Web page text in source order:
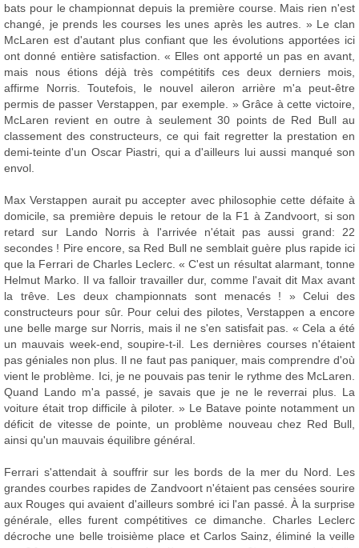
bats pour le championnat depuis la première course. Mais rien n'est
changé, je prends les courses les unes après les autres. » Le clan
McLaren est d'autant plus confiant que les évolutions apportées ici
ont donné entière satisfaction. « Elles ont apporté un pas en avant,
mais nous étions déjà très compétitifs ces deux derniers mois,
affirme Norris. Toutefois, le nouvel aileron arrière m'a peut-être
permis de passer Verstappen, par exemple. » Grâce à cette victoire,
McLaren revient en outre à seulement 30 points de Red Bull au
classement des constructeurs, ce qui fait regretter la prestation en
demi-teinte d'un Oscar Piastri, qui a d'ailleurs lui aussi manqué son
envol.
Max Verstappen aurait pu accepter avec philosophie cette défaite à
domicile, sa première depuis le retour de la F1 à Zandvoort, si son
retard sur Lando Norris à l'arrivée n'était pas aussi grand: 22
secondes ! Pire encore, sa Red Bull ne semblait guère plus rapide ici
que la Ferrari de Charles Leclerc. « C'est un résultat alarmant, tonne
Helmut Marko. Il va falloir travailler dur, comme l'avait dit Max avant
la trêve. Les deux championnats sont menacés ! » Celui des
constructeurs pour sûr. Pour celui des pilotes, Verstappen a encore
une belle marge sur Norris, mais il ne s'en satisfait pas. « Cela a été
un mauvais week-end, soupire-t-il. Les dernières courses n'étaient
pas géniales non plus. Il ne faut pas paniquer, mais comprendre d'où
vient le problème. Ici, je ne pouvais pas tenir le rythme des McLaren.
Quand Lando m'a passé, je savais que je ne le reverrai plus. La
voiture était trop difficile à piloter. » Le Batave pointe notamment un
déficit de vitesse de pointe, un problème nouveau chez Red Bull,
ainsi qu'un mauvais équilibre général.
Ferrari s'attendait à souffrir sur les bords de la mer du Nord. Les
grandes courbes rapides de Zandvoort n'étaient pas censées sourire
aux Rouges qui avaient d'ailleurs sombré ici l'an passé. À la surprise
générale, elles furent compétitives ce dimanche. Charles Leclerc
décroche une belle troisième place et Carlos Sainz, éliminé la veille